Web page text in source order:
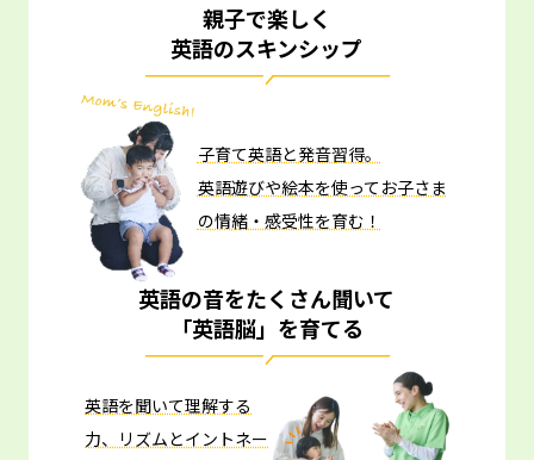
親子で楽しく
英語のスキンシップ
子育て英語と発音習得。
英語遊びや絵本を使ってお子さま
の情緒・感受性を育む！
英語の音をたくさん聞いて
「英語脳」を育てる
英語を聞いて理解する
力、リズムとイントネー